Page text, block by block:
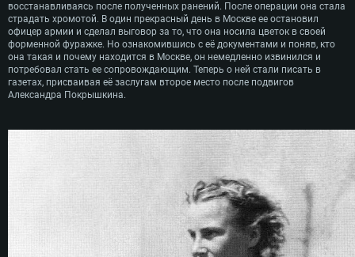
восстанавливаясь после полученных ранений. После операции она стала
страдать хромотой. В один прекрасный день в Москве ее остановил
офицер армии и сделал выговор за то, что она носила цветок в своей
форменной фуражке. Но ознакомившись с её документами и поняв, кто
она такая и почему находится в Москве, он немедленно извинился и
потребовал стать ее сопровождающим. Теперь о ней стали писать в
газетах, присваивая её заслугам второе место после подвигов
Александра Покрышкина.